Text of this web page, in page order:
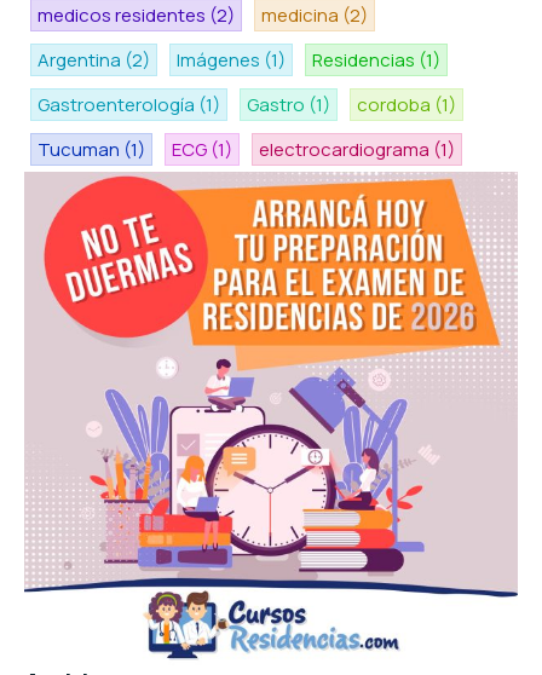
medicos residentes (2) medicina (2)
Argentina (2) Imágenes (1) Residencias (1)
Gastroenterología (1) Gastro (1) cordoba (1)
Tucuman (1) ECG (1) electrocardiograma (1)